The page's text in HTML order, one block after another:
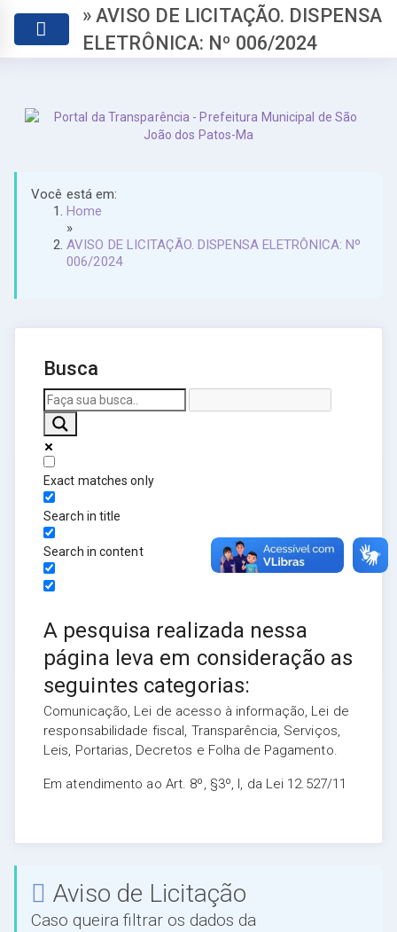
» AVISO DE LICITAÇÃO. DISPENSA
ELETRÔNICA: Nº 006/2024
Você está em:
Home
»
AVISO DE LICITAÇÃO. DISPENSA ELETRÔNICA: Nº
006/2024
Busca
Exact matches only
Search in title
Search in content
A pesquisa realizada nessa
página leva em consideração as
seguintes categorias:
Comunicação, Lei de acesso à informação, Lei de
responsabilidade fiscal, Transparência, Serviços,
Leis, Portarias, Decretos e Folha de Pagamento.
Em atendimento ao Art. 8º, §3º, I, da Lei 12.527/11
Aviso de Licitação
Caso queira filtrar os dados da